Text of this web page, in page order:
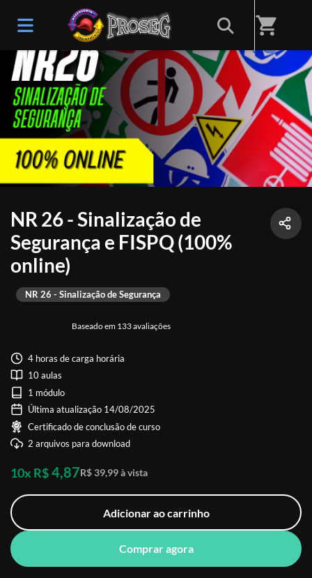
shopping_cart
NR 26 - Sinalização de
Segurança e FISPQ (100%
online)
Baseado em 133 avaliações
NR 26 - Sinalização de Segurança
4 horas de carga horária
10 aulas
1 módulo
Última atualização 14/08/2025
Certificado de conclusão de curso
2 arquivos para download
10x R$4,87R$ 39,99 à vista
Adicionar ao carrinho
Comprar agora